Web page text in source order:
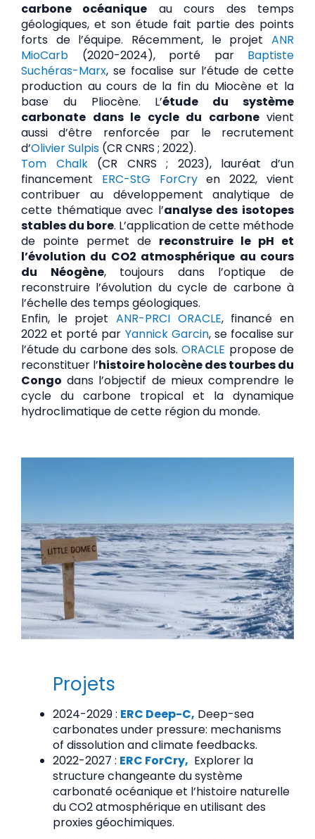
carbone océanique au cours des temps
géologiques, et son étude fait partie des points
forts de l’équipe. Récemment, le projet ANR
MioCarb (2020-2024), porté par Baptiste
Suchéras-Marx, se focalise sur l’étude de cette
production au cours de la fin du Miocène et la
base du Pliocène. L’étude du système
carbonate dans le cycle du carbonevient
aussi d’être renforcée par le recrutement
d’Olivier Sulpis (CR CNRS ; 2022).
Tom Chalk(CR CNRS ; 2023), lauréat d’un
financement ERC-StG ForCryen 2022, vient
contribuer au développement analytique de
cette thématique avec l’analyse des isotopes
stables du bore. L’application de cette méthode
de pointe permet de reconstruire le pH et
l’évolution du CO2 atmosphérique au cours
du Néogène, toujours dans l’optique de
reconstruire l’évolution du cycle de carbone à
l’échelle des temps géologiques.
Enfin, le projet ANR-PRCI ORACLE, financé en
2022 et porté par Yannick Garcin, se focalise sur
l’étude du carbone des sols.ORACLE propose de
reconstituer l’histoire holocène des tourbes du
Congo dans l’objectif de mieux comprendre le
cycle du carbone tropical et la dynamique
hydroclimatique de cette région du monde.
Projets
2024-2029 : ERC Deep-C, Deep-sea
carbonates under pressure: mechanisms
of dissolution and climate feedbacks.
2022-2027 : ERC ForCry, Explorer la
structure changeante du système
carbonaté océanique et l’histoire naturelle
du CO2 atmosphérique en utilisant des
proxies géochimiques.